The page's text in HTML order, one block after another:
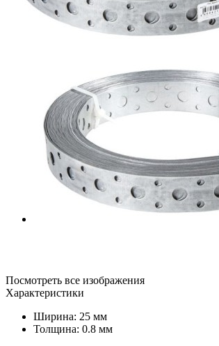
Посмотреть все изображения
Характеристики
Ширина: 25 мм
Толщина: 0.8 мм